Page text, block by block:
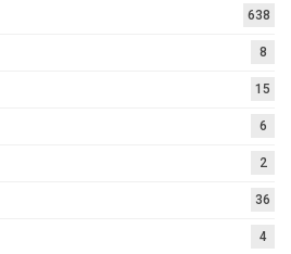
638
8
15
6
2
36
4